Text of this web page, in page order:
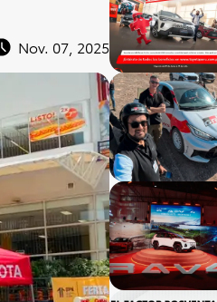
Nov. 07, 2025